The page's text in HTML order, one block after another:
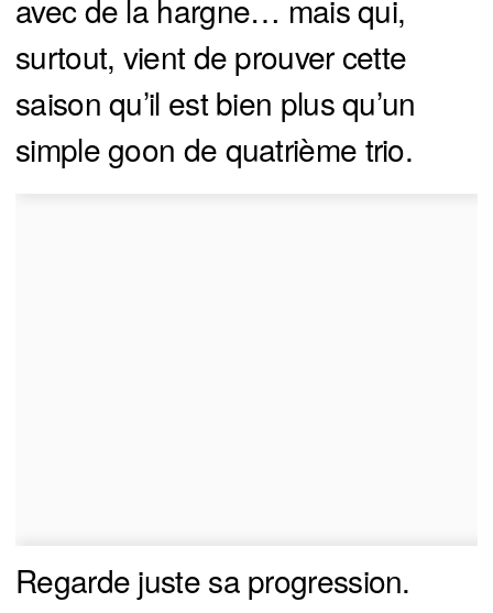
avec de la hargne… mais qui,
surtout, vient de prouver cette
saison qu’il est bien plus qu’un
simple goon de quatrième trio.
Regarde juste sa progression.